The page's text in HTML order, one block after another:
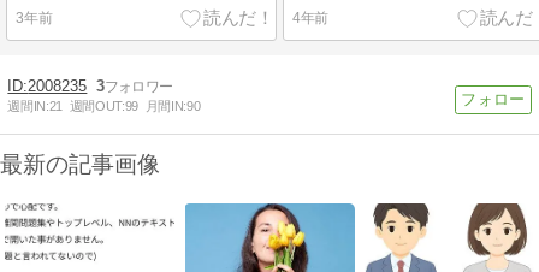
3年前 4年前
2008235 3
週間IN:21 週間OUT:99 月間IN:90
最新の記事画像